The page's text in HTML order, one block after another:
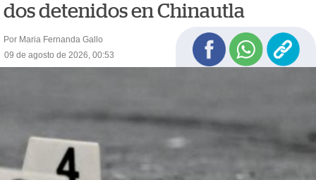
dos detenidos en Chinautla
Por Maria Fernanda Gallo
09 de agosto de 2026, 00:53